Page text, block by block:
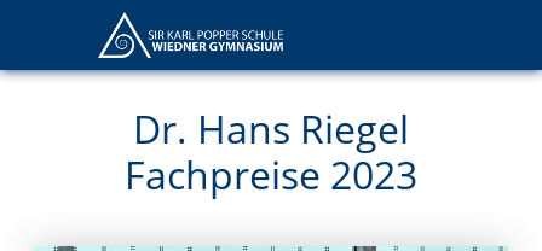
Dr. Hans Riegel
Fachpreise 2023